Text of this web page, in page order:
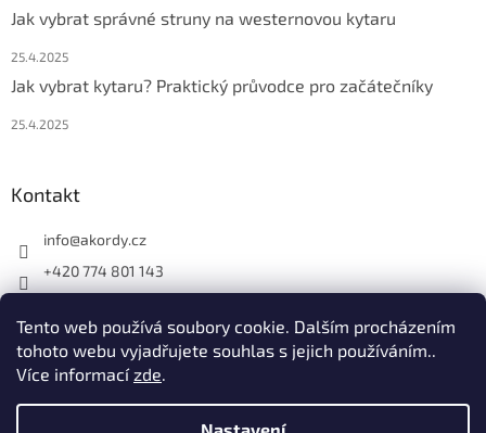
Tento web používá soubory cookie. Dalším procházením
tohoto webu vyjadřujete souhlas s jejich používáním..
Více informacízde.
Jak vybrat správné struny na westernovou kytaru
25.4.2025
Jak vybrat kytaru? Praktický průvodce pro začátečníky
25.4.2025
Kontakt
info@akordy.cz
+420 774 801 143
akordy_cz